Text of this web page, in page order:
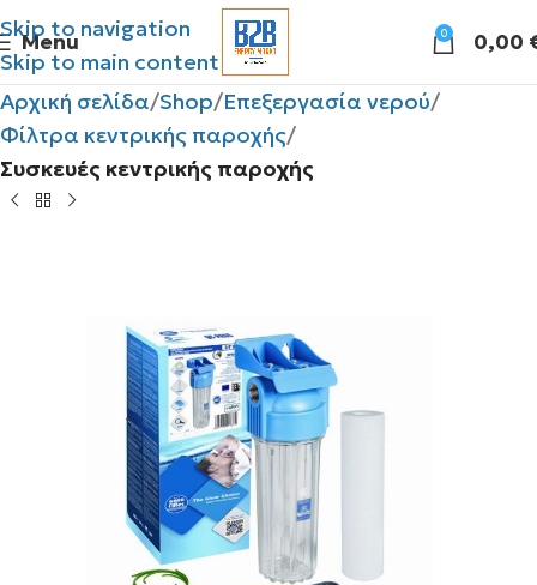
Skip to navigation
Skip to main content
Menu 0 0,00
Αρχική σελίδα Shop Επεξεργασία νερού
Φίλτρα κεντρικής παροχής
Συσκευές κεντρικής παροχής